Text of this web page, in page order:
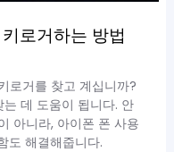
로거하는 방법
로거를 찾고 계십니까?
데 도움이 됩니다. 안
아니라, 아이폰 폰 사용
도 해결해줍니다.